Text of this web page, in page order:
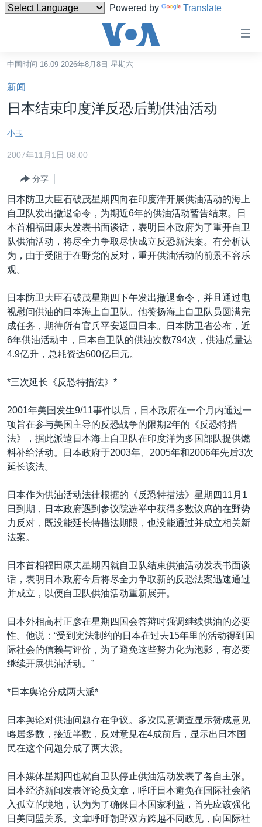
Powered by Translate
碍
链
接
内
到
导
跳
转
索
台湾
港澳
国际
最新国际新闻
印太
中东
美洲
全球议题
分类新闻
经济·金融·贸易
人权·法律·宗教
劳工
环境
美中关系
热点专题
美中关系
美国建国250周年
埃博拉疫情
台海两岸关系
南中国海争端
关注西藏
GEN Z 看美国
VOA视频
中文广播
关注我们
其他语言网站
中国时间 16:09 2026年8月8日 星期六
新闻
日本结束印度洋反恐后勤供油活动
小玉
2007年11月1日 08:00
分享
日本防卫大臣石破茂星期四向在印度洋开展供油活动的海上
自卫队发出撤退命令，为期近6年的供油活动暂告结束。日
本首相福田康夫发表书面谈话，表明日本政府为了重开自卫
队供油活动，将尽全力争取尽快成立反恐新法案。有分析认
为，由于受阻于在野党的反对，重开供油活动的前景不容乐
观。
日本防卫大臣石破茂星期四下午发出撤退命令，并且通过电
视慰问供油的日本海上自卫队。他赞扬海上自卫队员圆满完
成任务，期待所有官兵平安返回日本。日本防卫省公布，近
6年供油活动中，日本自卫队的供油次数794次，供油总量达
4.9亿升，总耗资达600亿日元。
*三次延长《反恐特措法》*
2001年美国发生9/11事件以后，日本政府在一个月内通过一
项旨在参与美国主导的反恐战争的限期2年的《反恐特措
法》，据此派遣日本海上自卫队在印度洋为多国部队提供燃
料补给活动。日本政府于2003年、2005年和2006年先后3次
延长该法。
日本作为供油活动法律根据的《反恐特措法》星期四11月1
日到期，日本政府遇到参议院选举中获得多数议席的在野势
力反对，既没能延长特措法期限，也没能通过并成立相关新
法案。
日本首相福田康夫星期四就自卫队结束供油活动发表书面谈
话，表明日本政府今后将尽全力争取新的反恐法案迅速通过
并成立，以便自卫队供油活动重新展开。
日本外相高村正彦在星期四国会答辩时强调继续供油的必要
性。他说：“受到宪法制约的日本在过去15年里的活动得到国
际社会的信赖与评价，为了避免这些努力化为泡影，有必要
继续开展供油活动。”
*日本舆论分成两大派*
日本舆论对供油问题存在争议。多次民意调查显示赞成意见
略居多数，接近半数，反对意见在4成前后，显示出日本国
民在这个问题分成了两大派。
日本媒体星期四也就自卫队停止供油活动发表了各自主张。
日本经济新闻发表评论员文章，呼吁日本避免在国际社会陷
入孤立的境地，认为为了确保日本国家利益，首先应该强化
日美同盟关系。文章呼吁朝野双方跨越不同政见，向国际社